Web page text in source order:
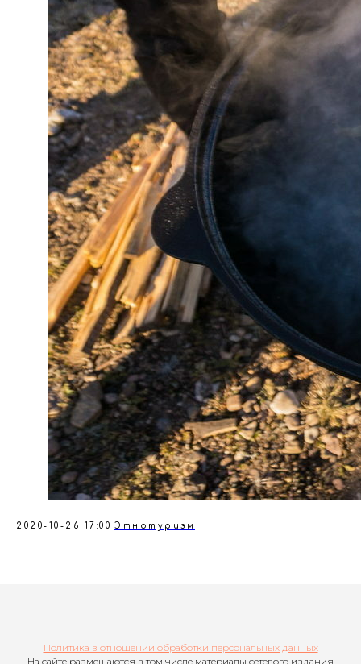
2020-10-26 17:00 Этнотуризм
Политика в отношении обработки персональных данных
На сайте размещаются в том числе материалы сетевого издания